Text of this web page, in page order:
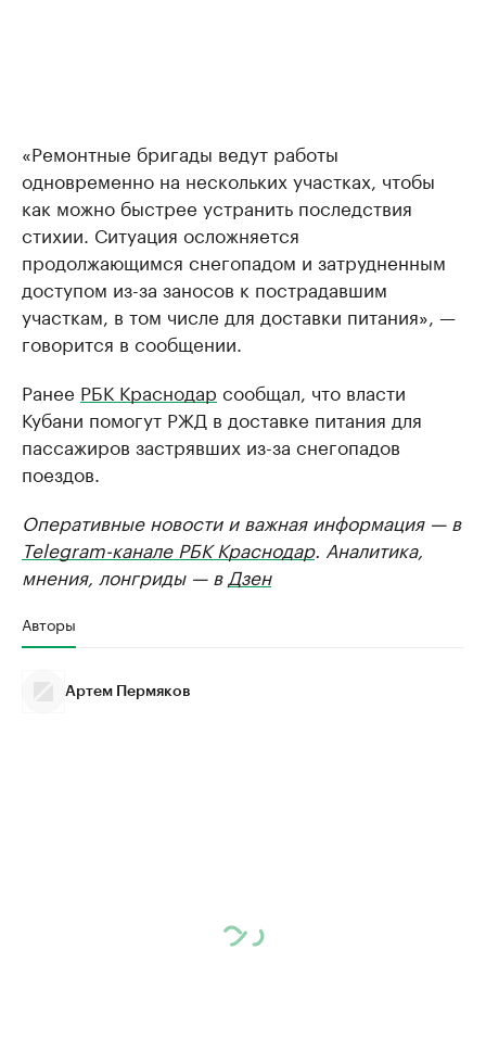
«Ремонтные бригады ведут работы
одновременно на нескольких участках, чтобы
как можно быстрее устранить последствия
стихии. Ситуация осложняется
продолжающимся снегопадом и затрудненным
доступом из-за заносов к пострадавшим
участкам, в том числе для доставки питания», —
говорится в сообщении.
Ранее РБК Краснодар сообщал, что власти
Кубани помогут РЖД в доставке питания для
пассажиров застрявших из-за снегопадов
поездов.
Оперативные новости и важная информация — в
Telegram-канале РБК Краснодар. Аналитика,
мнения, лонгриды — в Дзен
Авторы
Артем Пермяков